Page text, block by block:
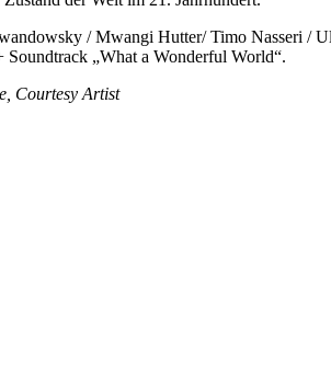
/ Mwangi Hutter/ Timo Nasseri /
„What a Wonderful World“.
Courtesy Artist